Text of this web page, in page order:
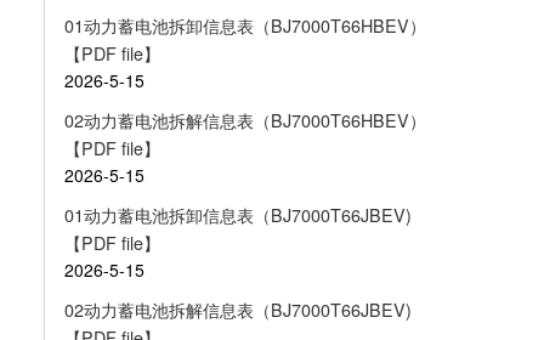
01动力蓄电池拆卸信息表（BJ7000T66HBEV）
【PDF file】
2026-5-15
02动力蓄电池拆解信息表（BJ7000T66HBEV）
【PDF file】
2026-5-15
01动力蓄电池拆卸信息表（BJ7000T66JBEV)
【PDF file】
2026-5-15
02动力蓄电池拆解信息表（BJ7000T66JBEV)